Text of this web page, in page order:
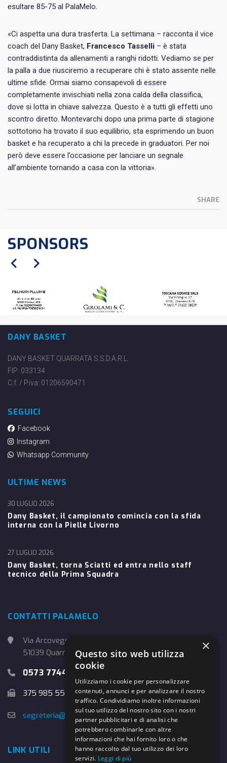
esultare 85-75 al PalaMelo.
«Ci aspetta una dura trasferta. La settimana – racconta il vice
coach del Dany Basket, Francesco Tasselli – è stata
contraddistinta da allenamenti a ranghi ridotti. Vediamo se per
la palla a due riusciremo a recuperare chi è stato assente nelle
ultime sfide. Ormai siamo consapevoli di essere
completamente invischiati nella zona calda della classifica,
dove si lotta in chiave salvezza. Questo è a tutti gli effetti uno
scontro diretto. Montevarchi dopo una prima parte di stagione
sottotono ha trovato il suo equilibrio, sta esprimendo un buon
basket e ha recuperato a chi la precede in graduatori. Per noi
però deve essere l’occasione per lanciare un segnale
all’ambiente tornando a casa con la vittoria».
SHARE
SPONSORS
DANY BASKET
DANY BASKET QUARRATA S.S.D.A.R.L.
FIP: 033134
C.f. / P.iva: 01206590471
SEGUICI
Facebook
Instagram
Whatsapp Community
ULTIME NEWS
Dany Basket, il campionato comincia con la sfida
interna con la Pielle Livorno
30 LUGLIO 2026
Dany Basket, torna Sciatti ed entra nello staff
tecnico della Prima Squadra
27 LUGLIO 2026
CONTATTI PALAMELO
Via Arcoveggio, 4
51039 Quarrata (PT)
0573 774457
375 985 5526
segreteria@danybasket.it
LINK UTILI
×
Questo sito web utilizza
cookie
Utilizziamo i cookie per personalizzare
contenuti, annunci e per analizzare il nostro
traffico. Condividiamo inoltre informazioni
sul tuo utilizzo del nostro sito con i nostri
partner pubblicitari e di analisi che
potrebbero combinarle con altre
informazioni che hai fornito loro o che
hanno raccolto dal tuo utilizzo dei loro
servizi. Leggi di più